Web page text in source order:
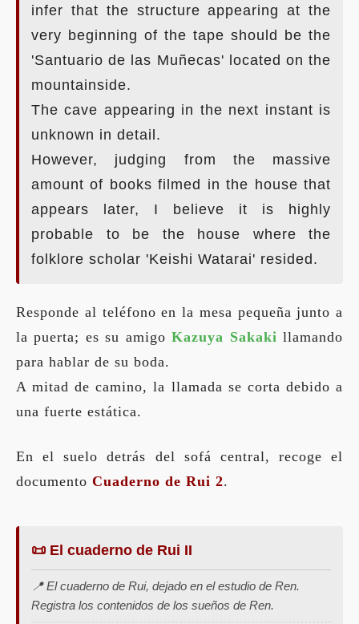
infer that the structure appearing at the
very beginning of the tape should be the
'Santuario de las Muñecas' located on the
mountainside.
The cave appearing in the next instant is
unknown in detail.
However, judging from the massive
amount of books filmed in the house that
appears later, I believe it is highly
probable to be the house where the
folklore scholar 'Keishi Watarai' resided.
Responde al teléfono en la mesa pequeña junto a
la puerta; es su amigoKazuya Sakaki llamando
para hablar de su boda.
A mitad de camino, la llamada se corta debido a
una fuerte estática.
En el suelo detrás del sofá central, recoge el
documento Cuaderno de Rui 2.
📜 El cuaderno de Rui II
📍 El cuaderno de Rui, dejado en el estudio de Ren.
Registra los contenidos de los sueños de Ren.